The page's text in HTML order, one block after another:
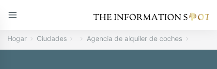
Hogar Ciudades Agencia de alquiler de coches